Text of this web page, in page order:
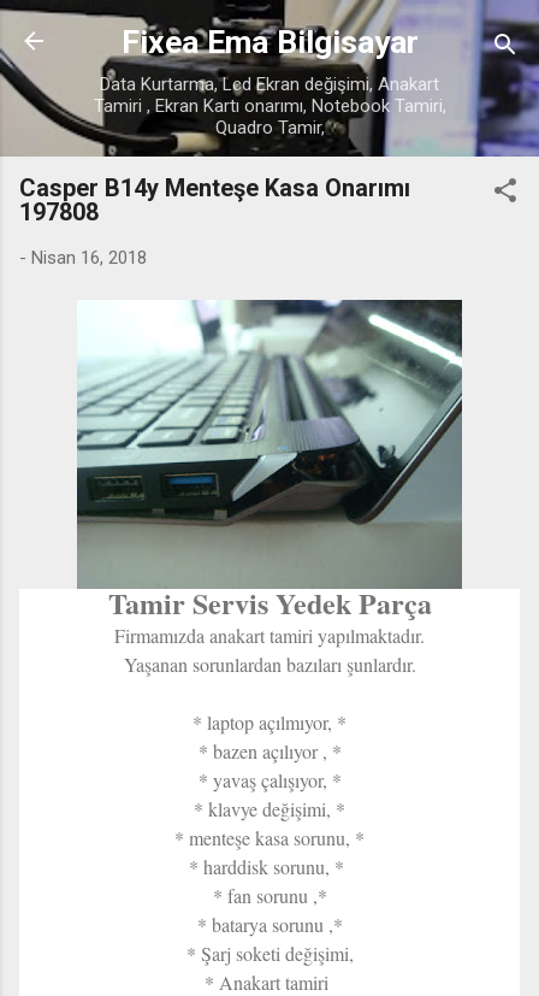
Ana içeriğe atla
Fixea Ema Bilgisayar
Data Kurtarma, Lcd Ekran değişimi, Anakart
Tamiri , Ekran Kartı onarımı, Notebook Tamiri,
Quadro Tamir,
Casper B14y Menteşe Kasa Onarımı
197808
- Nisan 16, 2018
Tamir Servis Yedek Parça
Firmamızda anakart tamiri yapılmaktadır.
Yaşanan sorunlardan bazıları şunlardır.
* laptop açılmıyor, *
* bazen açılıyor , *
* yavaş çalışıyor, *
* klavye değişimi, *
* menteşe kasa sorunu, *
* harddisk sorunu, *
* fan sorunu ,*
* batarya sorunu ,*
* Şarj soketi değişimi,
* Anakart tamiri